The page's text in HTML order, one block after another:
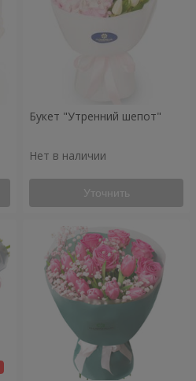
Букет "Утренний шепот"
Нет в наличии
Уточнить